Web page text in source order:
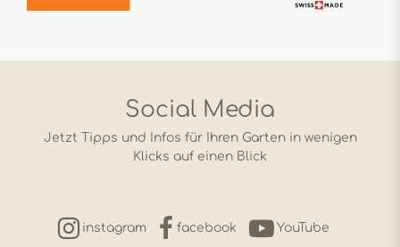
Social Media
Jetzt Tipps und Infos für Ihren Garten in wenigen
Klicks auf einen Blick
instagram facebook YouTube